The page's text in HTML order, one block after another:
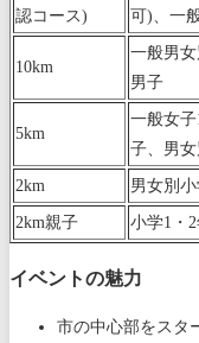
認コース)
可)、一
10km
一般男
男子
5km
一般女
子、男
2km 男女別
2km親子 小学1・
イベントの魅力
市の中心部をスタ